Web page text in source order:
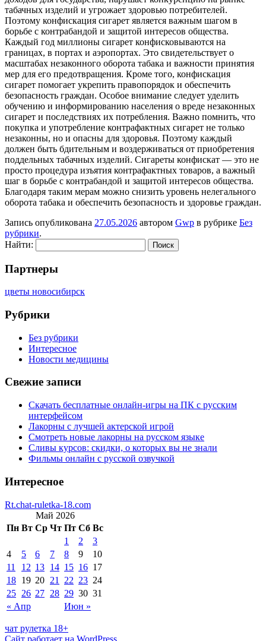
табачных изделий и угрожает здоровью потребителей.
Поэтому конфискация сигарет является важным шагом в
борьбе с контрабандой и защитой интересов общества.
Каждый год миллионы сигарет конфисковываются на
границах, в портах и аэропортах. Это свидетельствует о
масштабах незаконного оборота табака и важности принятия
мер для его предотвращения. Кроме того, конфискация
сигарет помогает укрепить правопорядок и обеспечить
безопасность граждан. Особое внимание следует уделить
обучению и информированию населения о вреде незаконных
сигарет и последствиях их потребления. Важно помнить, что
покупка и употребление контрафактных сигарет не только
незаконны, но и опасны для здоровья. Поэтому каждый
должен быть бдительным и воздерживаться от приобретения
поддельных табачных изделий. Сигареты конфискат — это не
просто процедура изъятия контрафактных товаров, а важный
шаг в борьбе с контрабандой и защитой интересов общества.
Благодаря таким мерам можно снизить уровень нелегального
оборота табака и обеспечить безопасность и здоровье граждан.
Запись опубликована 27.05.2026 автором Gwp в рубрике Без
рубрики.
Найти:
Партнеры
цветы новосибирск
Рубрики
Без рубрики
Интересное
Новости медицины
Свежие записи
Скачать бесплатные онлайн-игры на ПК с русским
интерфейсом
Лакорны с лучшей актерской игрой
Смотреть новые лакорны на русском языке
Сливы курсов: скидки, о которых вы не знали
Фильмы онлайн с русской озвучкой
Интересное
Rt.chat-ruletka-18.com
Май 2026
Пн Вт Ср Чт Пт Сб Вс
« Апр Июн »
1 2
3
4
5 6 7 8 9
10
11
12 13 14 15 16 17
18 19 20 21 22 23 24
25 26 27 28 29 30 31
чат рулетка 18+
Сайт работает на WordPress